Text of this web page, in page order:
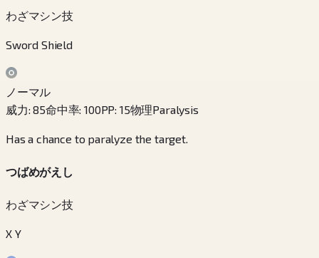
わざマシン技
Sword Shield
ノーマル
威力:85命中率:100PP: 15物理Paralysis
Has a chance to paralyze the target.
つばめがえし
わざマシン技
X Y